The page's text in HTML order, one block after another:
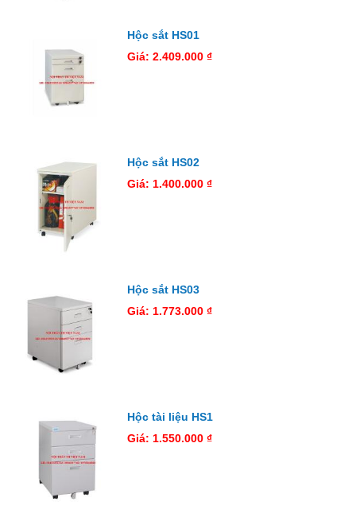
Hộc sắt HS01
Giá: 2.409.000 ₫
Hộc sắt HS02
Giá: 1.400.000 ₫
Hộc sắt HS03
Giá: 1.773.000 ₫
Hộc tài liệu HS1
Giá: 1.550.000 ₫